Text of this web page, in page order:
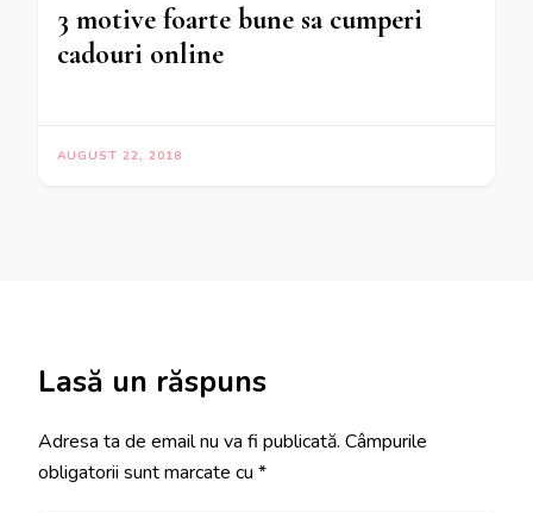
3 motive foarte bune sa cumperi
cadouri online
AUGUST 22, 2018
Lasă un răspuns
Adresa ta de email nu va fi publicată. Câmpurile
obligatorii sunt marcate cu *